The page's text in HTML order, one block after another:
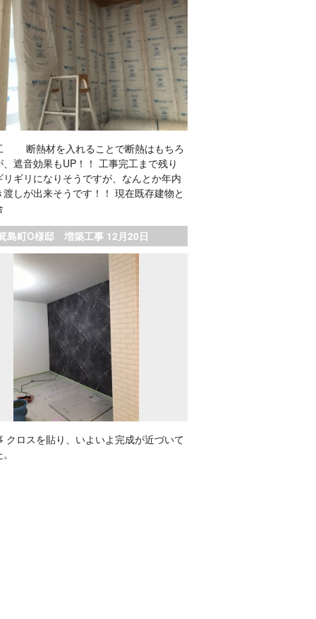
断熱材を入れることで断熱はもちろ
、遮音効果もUP！！ 工事完工まで残り
リギリになりそうですが、なんとか年内
渡しが出来そうです！！ 現在既存建物と
島町O様邸 増築工事 12月20日
クロスを貼り、いよいよ完成が近づいて